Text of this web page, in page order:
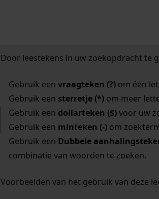
Door leestekens in uw zoekopdracht te
Gebruik een vraagteken (?)om één
Gebruik een sterretje (*)om meer
Gebruik een dollarteken ($)voor uw
Gebruik een minteken (-)om
Gebruik een Dubbele
combinatie van woorden te zoeken.
Voorbeelden van het gebruik van deze